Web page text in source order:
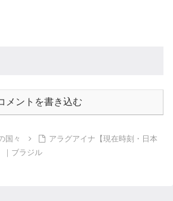
メントを書き込む
国々
アラグアイナ【現在時刻・日本
｜ブラジル